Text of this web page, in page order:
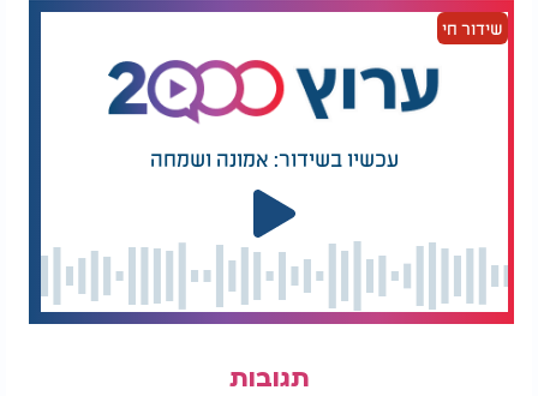
רבה. לכן קבעה ההלכה לומר על ראייתם את ברכת
"משנה הבריות". אולם היום אנו רגילים לראות אנשים
מסוג זה ואין זה נחשב לשינוי. אבל על ראיית אנשים
משונים ממש, למשל תאומים סיאמים, מברכים.
המלצות נוספות
שידור חי
עכשיו בשידור: אמונה ושמחה
תגובות